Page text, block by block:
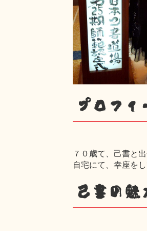
プロフィ
７０歳て、己書と
自宅にて、幸座をし
己書の魅